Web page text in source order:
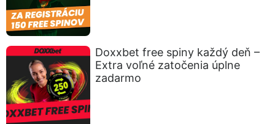
Doxxbet free spiny každý deň –
Extra voľné zatočenia úplne
zadarmo